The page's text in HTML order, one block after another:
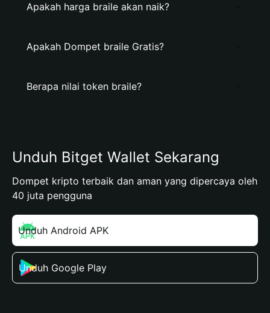
Apakah harga braile akan naik?
Apakah Dompet braile Gratis?
Berapa nilai token braile?
Unduh Bitget Wallet Sekarang
Dompet kripto terbaik dan aman yang dipercaya oleh
40 juta pengguna
Unduh Android APK
Unduh Google Play